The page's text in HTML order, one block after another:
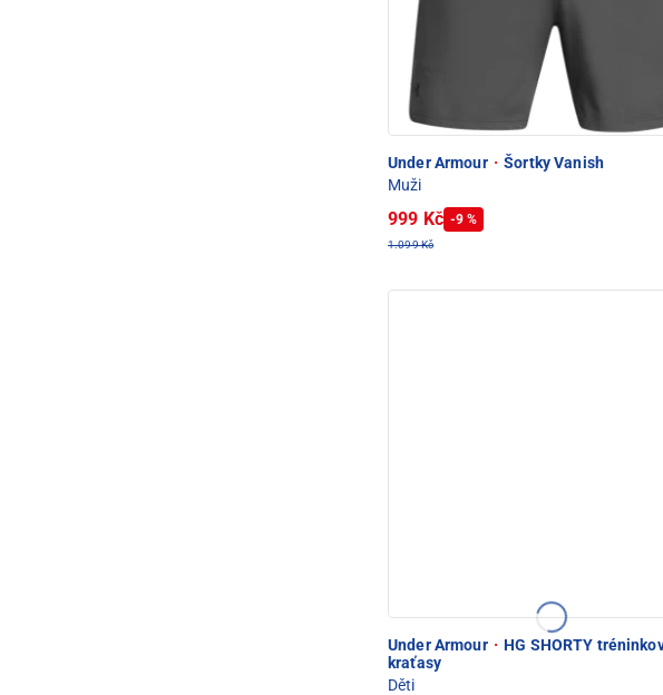
Under Armour · Šortky Vanish
Muži
999 Kč -9 %
1.099 Kč
Under Armour · HG SHORTY
kraťasy
Děti